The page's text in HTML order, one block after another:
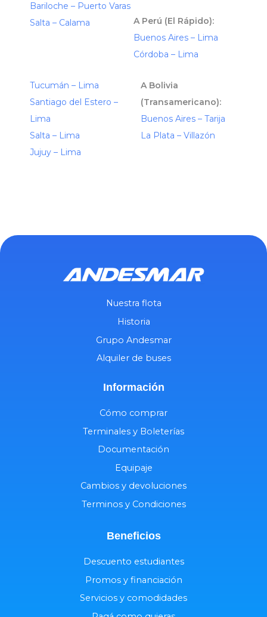
Bariloche – Puerto Varas
Salta – Calama
A Perú (El Rápido):
Buenos Aires – Lima
Córdoba – Lima
Tucumán – Lima
Santiago del Estero –
Lima
Salta – Lima
Jujuy – Lima
A Bolivia
(Transamericano):
Buenos Aires – Tarija
La Plata – Villazón
Nuestra flota
Historia
Grupo Andesmar
Alquiler de buses
Información
Cómo comprar
Terminales y Boleterías
Documentación
Equipaje
Cambios y devoluciones
Terminos y Condiciones
Beneficios
Descuento estudiantes
Promos y financiación
Servicios y comodidades